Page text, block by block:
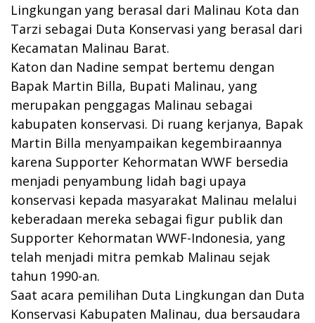
Lingkungan yang berasal dari Malinau Kota dan
Tarzi sebagai Duta Konservasi yang berasal dari
Kecamatan Malinau Barat.
Katon dan Nadine sempat bertemu dengan
Bapak Martin Billa, Bupati Malinau, yang
merupakan penggagas Malinau sebagai
kabupaten konservasi. Di ruang kerjanya, Bapak
Martin Billa menyampaikan kegembiraannya
karena Supporter Kehormatan WWF bersedia
menjadi penyambung lidah bagi upaya
konservasi kepada masyarakat Malinau melalui
keberadaan mereka sebagai figur publik dan
Supporter Kehormatan WWF-Indonesia, yang
telah menjadi mitra pemkab Malinau sejak
tahun 1990-an.
Saat acara pemilihan Duta Lingkungan dan Duta
Konservasi Kabupaten Malinau, dua bersaudara